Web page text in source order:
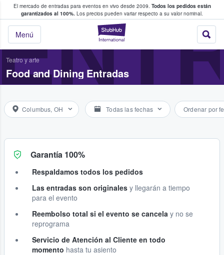
El mercado de entradas para eventos en vivo desde 2009. Todos los pedidos están
garantizados al 100%. Los precios pueden variar respecto a su valor nominal.
StubHub:
Menú
y venta de entradas entre fans
Teatro y arte
Food and Dining Entradas
Columbus, OH Todas las fechas Ordenar por
Garantía 100%
Respaldamos todos los pedidos
Las entradas son originales y llegarán a tiempo
para el evento
Reembolso total si el evento se cancela y no se
reprograma
Servicio de Atención al Cliente en todo
momento hasta tu asiento